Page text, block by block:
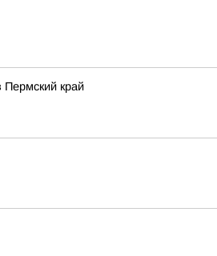
Пермский край